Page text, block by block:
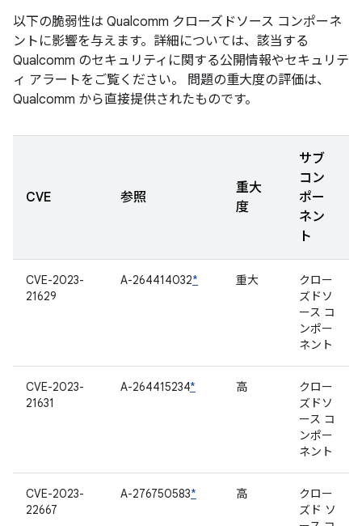
以下の脆弱性は Qualcomm クローズドソース コンポーネ
ントに影響を与えます。詳細については、該当する
Qualcomm のセキュリティに関する公開情報やセキュリテ
ィ アラートをご覧ください。 問題の重大度の評価は、
Qualcomm から直接提供されたものです。
CVE 参照
重大
度
サブ
コン
ポー
ネン
ト
CVE-2023-
21629
A-264414032* 重大
クロー
ズドソ
ース コ
ンポー
ネント
CVE-2023-
21631
A-264415234* 高
クロー
ズドソ
ース コ
ンポー
ネント
CVE-2023-
22667
A-276750583* 高
クロー
ズド ソ